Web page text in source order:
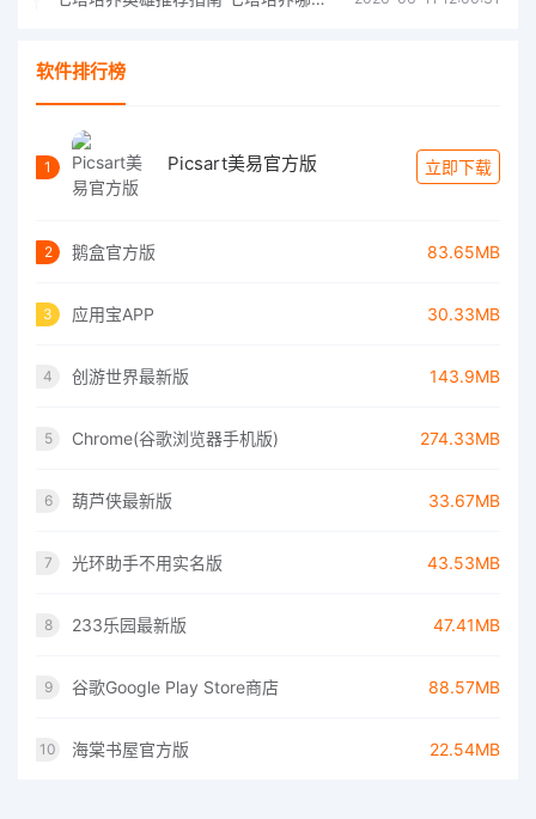
软件排行榜
1 Picsart美易官方版 立即下载
2 鹅盒官方版 83.65MB
3 应用宝APP 30.33MB
4 创游世界最新版 143.9MB
5 Chrome(谷歌浏览器手机版) 274.33MB
6 葫芦侠最新版 33.67MB
7 光环助手不用实名版 43.53MB
8 233乐园最新版 47.41MB
9 谷歌Google Play Store商店 88.57MB
10 海棠书屋官方版 22.54MB